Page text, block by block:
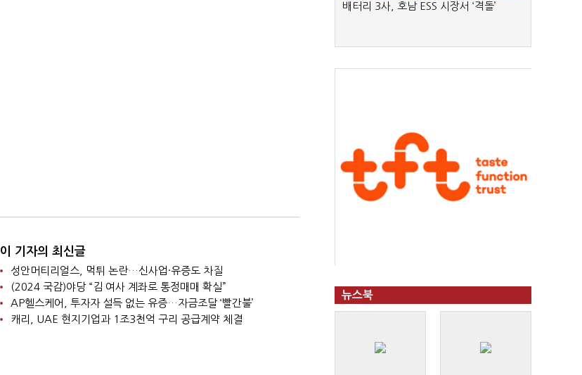
이 기자의 최신글
성안머티리얼스, 먹튀 논란…신사업·유증도 차질
(2024 국감)야당 “김 여사 계좌로 통정매매 확실”
AP헬스케어, 투자자 설득 없는 유증…자금조달 ‘빨간불’
캐리, UAE 현지기업과 1조3천억 구리 공급계약 체결
배터리 3사, 호남 ESS 시장서 ‘격돌’
뉴스북